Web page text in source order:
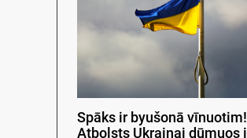
Spāks ir byušonā vīnuotim!
Atbolsts Ukrainai dūmuos i